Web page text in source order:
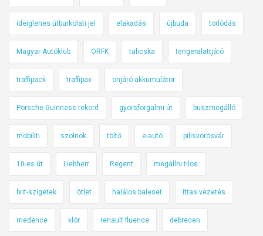
ideiglenes útburkolati jel elakadás újbuda torlódás
Magyar Autóklub ORFK talicska tengeralattjáró
traffipack traffipax önjáró akkumulátor
Porsche Guinness rekord gyorsforgalmi út buszmegálló
mobiliti szolnok töltő e-autó pilisvörösvár
10-es út Liebherr Regent megállni tilos
brit-szigetek ötlet halálos baleset ittas vezetés
medence klór renault fluence debrecen